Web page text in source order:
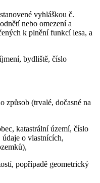
vyhláškou č.
nebo omezení a
k plnění funkcí lesa, a
bydliště, číslo
způsob (trvalé, dočasné na
katastrální území, číslo
o vlastnících,
popřípadě geometrický